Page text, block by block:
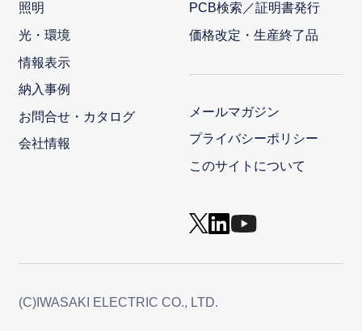
照明
光・環境
情報表示
納入事例
お問合せ・カタログ
会社情報
PCB検索／証明書発行
価格改定・生産終了品
メールマガジン
プライバシーポリシー
このサイトについて
(C)IWASAKI ELECTRIC CO., LTD.